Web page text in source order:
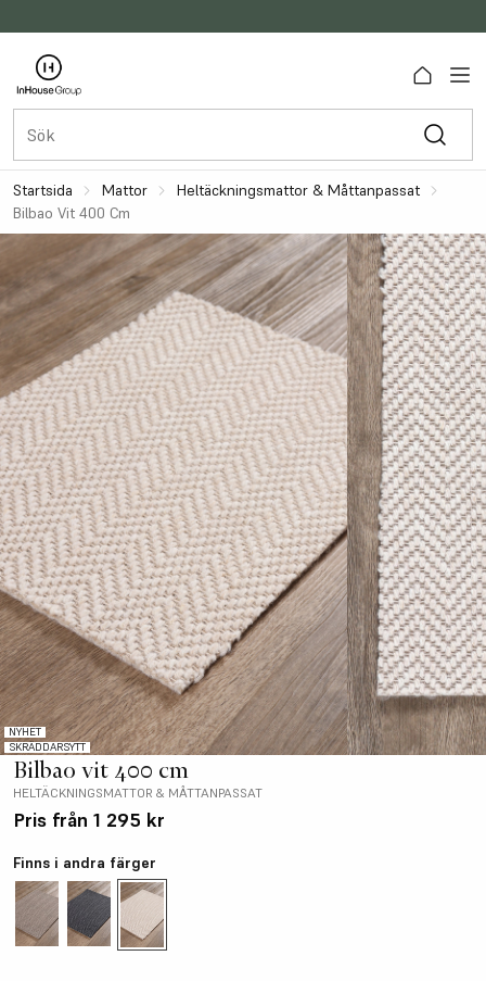
Startsida Mattor
Heltäckningsmattor & Måttanpassat
Bilbao Vit 400 Cm
NYHET
SKRÄDDARSYTT
Bilbao vit 400 cm
HELTÄCKNINGSMATTOR & MÅTTANPASSAT
Pris från 1 295 kr
Finns i andra färger